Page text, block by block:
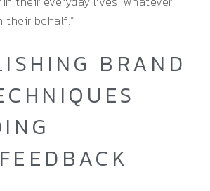
their behalf.”
BRAND